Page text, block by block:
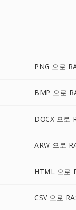
PNG 으로
BMP 으로
DOCX 으로
ARW 으로
HTML 으로
CSV 으로